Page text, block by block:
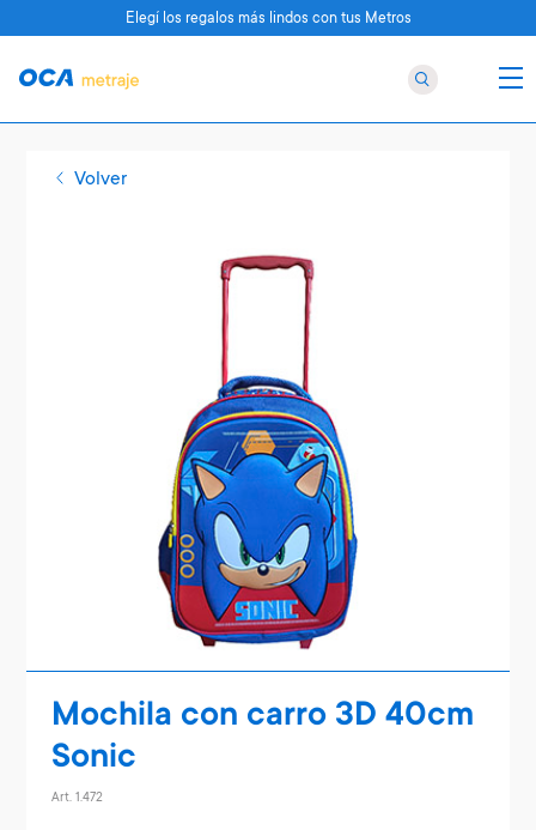
Volver
Mochila con carro 3D 40cm
Sonic
Art. 1.472
Elegí los regalos más lindos con tus Metros